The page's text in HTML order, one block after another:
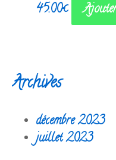
45.00€
Archives
décembre 2023
juillet 2023